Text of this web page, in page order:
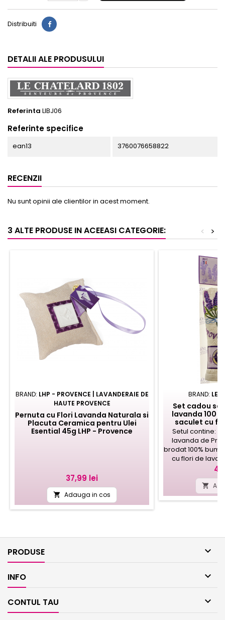
Distribuiti
DETALII ALE PRODUSULUI
Referinta LIBJ06
Referinte specifice
ean13 3760076658822
RECENZII
Nu sunt opinii ale clientilor in acest moment.
3 ALTE PRODUSE IN ACEEASI CATEGORIE: >
<
BRAND: LHP - PROVENCE | LAVANDERAIE DE
HAUTE PROVENCE
Pernuta cu Flori Lavanda Naturala si
Placuta Ceramica pentru Ulei
Esential 45g LHP - Provence
Pret
37,99 lei
 Adauga in cos
BRAND: LE
Set cadou
lavanda 100
saculet cu
Setul contine: •
lavanda de
brodat 100%
cu flori de

PRODUSE 
INFO 
CONTUL TAU 